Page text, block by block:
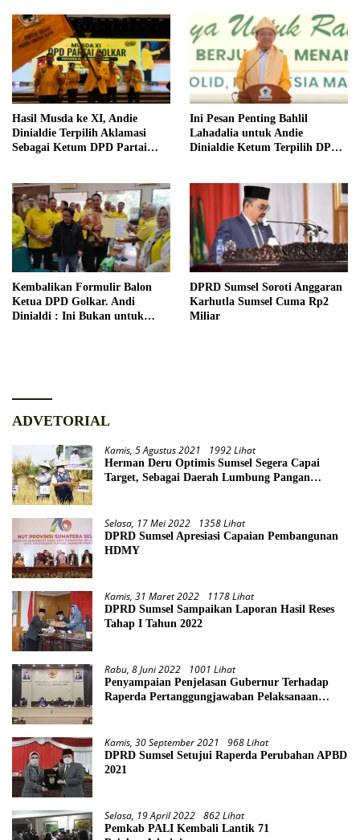
Hasil Musda ke XI, Andie
Dinialdie Terpilih Aklamasi
Sebagai Ketum DPD Partai
Ini Pesan Penting Bahlil
Lahadalia untuk Andie
Dinialdie Ketum Terpilih DPD
Kembalikan Formulir Balon
Ketua DPD Golkar. Andi
Dinialdi : Ini Bukan untuk
DPRD Sumsel Soroti Anggaran
Karhutla Sumsel Cuma Rp2
Miliar
ADVETORIAL
Kamis, 5 Agustus 2021 1992 Lihat
Herman Deru Optimis Sumsel Segera Capai
Target, Sebagai Daerah Lumbung Pangan
Selasa, 17 Mei 2022 1358 Lihat
DPRD Sumsel Apresiasi Capaian Pembangunan
HDMY
Kamis, 31 Maret 2022 1178 Lihat
DPRD Sumsel Sampaikan Laporan Hasil Reses
Tahap I Tahun 2022
Rabu, 8 Juni 2022 1001 Lihat
Penyampaian Penjelasan Gubernur Terhadap
Raperda Pertanggungjawaban Pelaksanaan
Kamis, 30 September 2021 968 Lihat
DPRD Sumsel Setujui Raperda Perubahan APBD
2021
Selasa, 19 April 2022 862 Lihat
Pemkab PALI Kembali Lantik 71